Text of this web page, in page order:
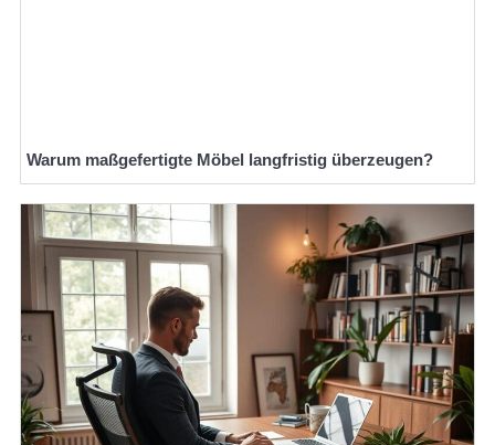
Warum maßgefertigte Möbel langfristig überzeugen?